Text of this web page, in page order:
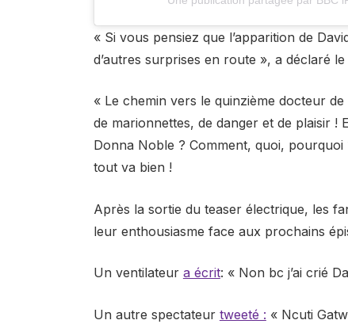
« Si vous pensiez que l’apparition de
d’autres surprises en route », a déclaré
« Le chemin vers le quinzième docteur
de marionnettes, de danger et de plaisir !
Donna Noble ? Comment, quoi,
tout va bien !
Après la sortie du teaser électrique, les
leur enthousiasme face aux prochains
Un ventilateur a écrit: « Non bc j’ai crié
Un autre spectateur tweeté : « Ncuti